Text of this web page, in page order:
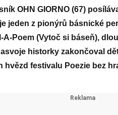
OHN GIORNO (67)
jeden z pionýrů básnické
A-Poem (Vytoč si báseň),
historky zakončoval
hvězd festivalu Poezie bez